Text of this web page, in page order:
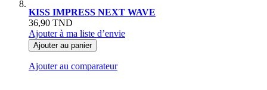
KISS IMPRESS NEXT WAVE
36,90 TND
Ajouter à ma liste d’envie
Ajouter au panier
Ajouter au comparateur